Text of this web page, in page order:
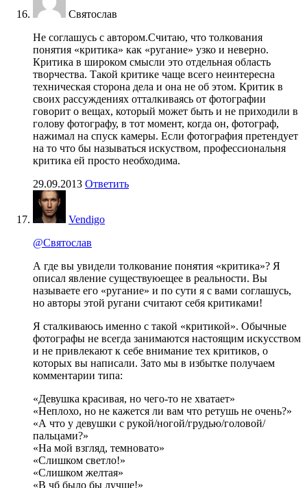
Святослав
Не соглашусь с автором.Считаю, что толкования
понятия «критика» как «ругание» узко и неверно.
Критика в широком смысли это отдельная область
творчества. Такой критике чаще всего неинтересна
техническая сторона дела и она не об этом. Критик в
своих рассуждениях отталкиваясь от фотографии
говорит о вещах, который может быть и не приходили в
голову фотографу, в тот момент, когда он, фотограф,
нажимал на спуск камеры. Если фотография претендует
на то что бы называться искуством, профессиональня
критика ей просто необходима.
29.09.2013 Ответить
Vendigo
@Святослав
А где вы увидели толкование понятия «критика»? Я
описал явление существуюещее в реальности. Вы
называете его «ругание» и по сути я с вами соглашусь,
но авторы этой ругани считают себя критиками!
Я сталкиваюсь именно с такой «критикой». Обычные
фотографы не всегда занимаются настоящим искусством
и не привлекают к себе внимание тех критиков, о
которых вы написали. Зато мы в избытке получаем
комментарии типа:
«Девушка красивая, но чего-то не хватает»
«Неплохо, но не кажется ли вам что ретушь не очень?»
«А что у девушки с рукой/ногой/грудью/головой/
пальцами?»
«На мой взгляд, темновато»
«Слишком светло!»
«Слишком желтая»
«В чб было бы лучше!»